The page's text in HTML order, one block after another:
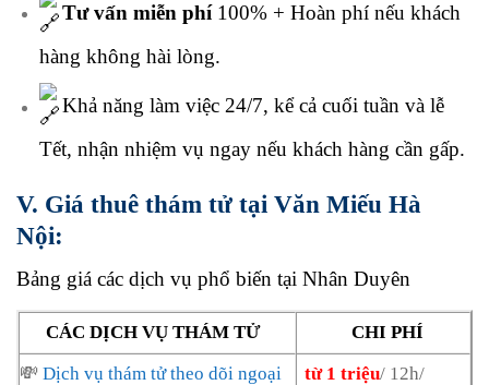
Tư vấn miễn phí100% + Hoàn phí nếu khách
hàng không hài lòng.
Khả năng làm việc 24/7, kể cả cuối tuần và lễ
Tết, nhận nhiệm vụ ngay nếu khách hàng cần gấp.
V. Giá thuê thám tử tại Văn Miếu Hà
Nội:
Bảng giá các dịch vụ phổ biến tại Nhân Duyên
CÁC DỊCH VỤ THÁM TỬ
CHI PHÍ
💸 Dịch vụ thám tử theo dõi ngoại
từ 1 triệu/ 12h/